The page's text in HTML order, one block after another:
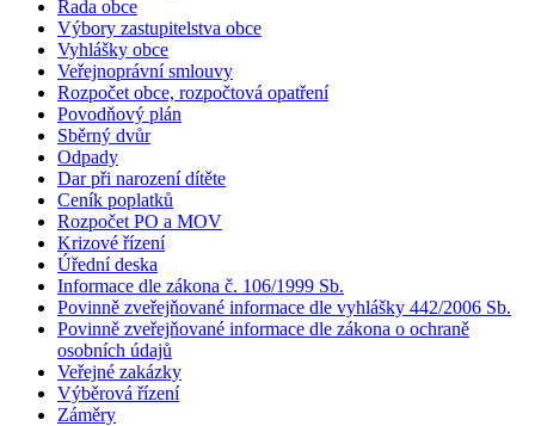
Rada obce
Výbory zastupitelstva obce
Vyhlášky obce
Veřejnoprávní smlouvy
Rozpočet obce, rozpočtová opatření
Povodňový plán
Sběrný dvůr
Odpady
Dar při narození dítěte
Ceník poplatků
Rozpočet PO a MOV
Krizové řízení
Úřední deska
Informace dle zákona č. 106/1999 Sb.
Povinně zveřejňované informace dle vyhlášky 442/2006 Sb.
Povinně zveřejňované informace dle zákona o ochraně
osobních údajů
Veřejné zakázky
Výběrová řízení
Záměry